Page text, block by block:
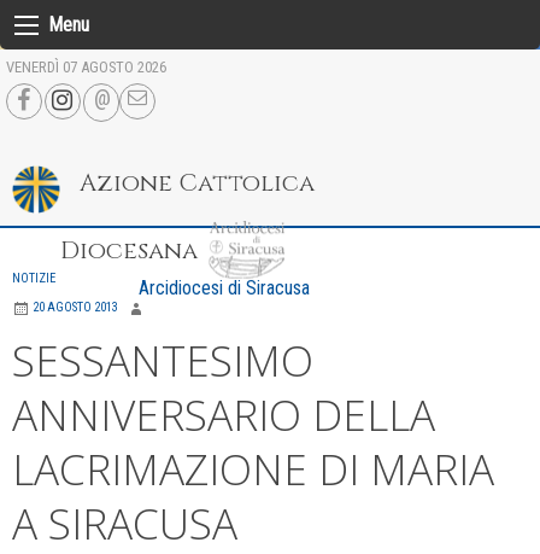
Skip
to
content
Menu
VENERDÌ 07 AGOSTO 2026
Azione Cattolica
Diocesana
Arcidiocesi di Siracusa
NOTIZIE
20 AGOSTO 2013
SESSANTESIMO
ANNIVERSARIO DELLA
LACRIMAZIONE DI MARIA
A SIRACUSA